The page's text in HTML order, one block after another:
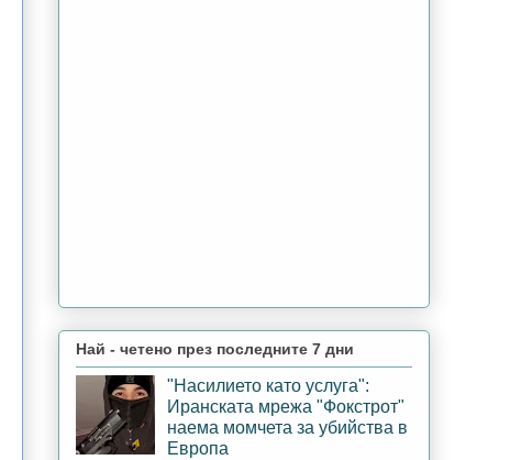
Най - четено през последните 7 дни
"Насилието като услуга":
Иранската мрежа "Фокстрот"
наема момчета за убийства в
Европа